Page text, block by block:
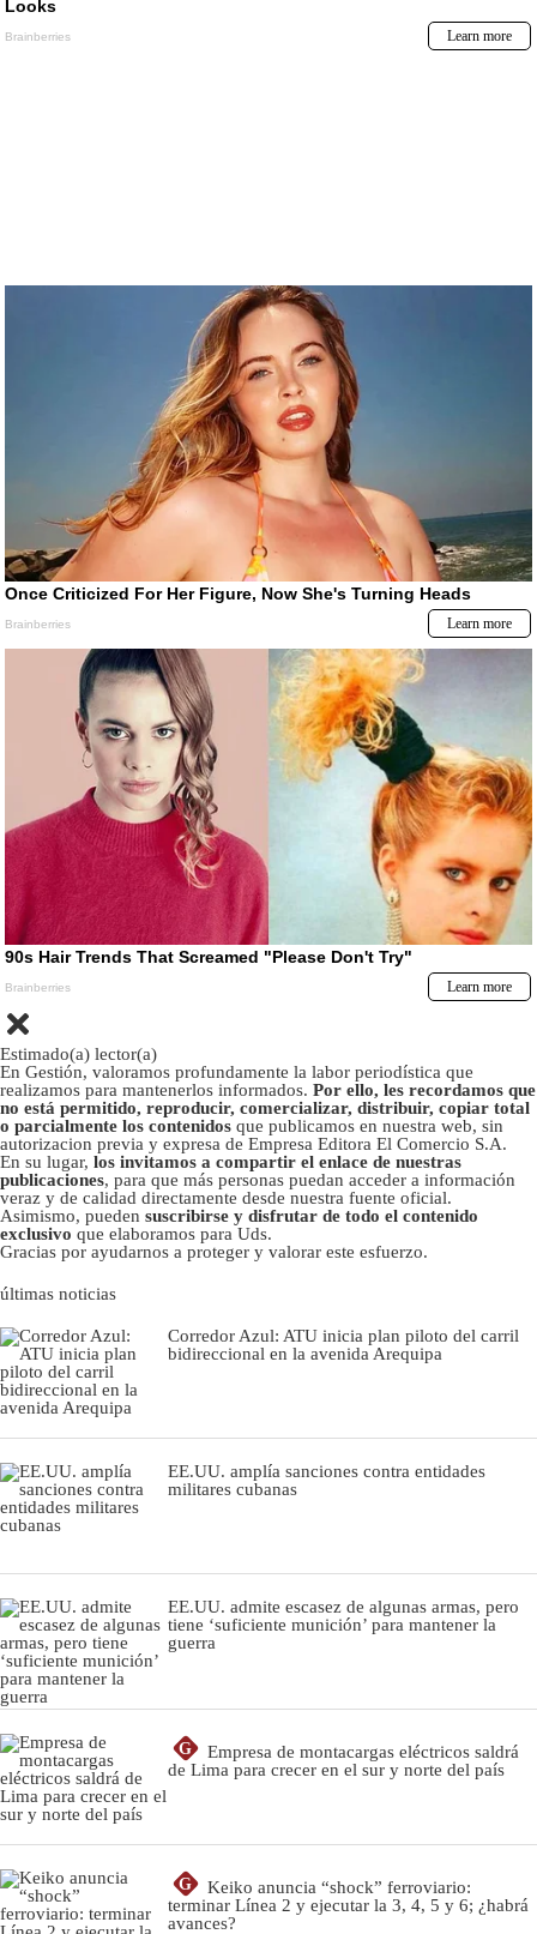
Estimado(a) lector(a)
En Gestión, valoramos profundamente la labor periodística que
realizamos para mantenerlos informados. Por ello, les recordamos que
no está permitido, reproducir, comercializar, distribuir, copiar total
o parcialmente los contenidos que publicamos en nuestra web, sin
autorizacion previa y expresa de Empresa Editora El Comercio S.A.
En su lugar, los invitamos a compartir el enlace de nuestras
publicaciones, para que más personas puedan acceder a información
veraz y de calidad directamente desde nuestra fuente oficial.
Asimismo, pueden suscribirse y disfrutar de todo el contenido
exclusivo que elaboramos para Uds.
Gracias por ayudarnos a proteger y valorar este esfuerzo.
últimas noticias
Corredor Azul: ATU inicia plan piloto del carril
bidireccional en la avenida Arequipa
EE.UU. amplía sanciones contra entidades
militares cubanas
EE.UU. admite escasez de algunas armas, pero
tiene ‘suficiente munición’ para mantener la
guerra
G
Empresa de montacargas eléctricos saldrá
de Lima para crecer en el sur y norte del país
G
Keiko anuncia “shock” ferroviario:
terminar Línea 2 y ejecutar la 3, 4, 5 y 6; ¿habrá
avances?